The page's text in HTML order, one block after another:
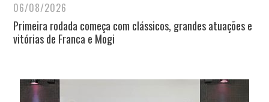
06/08/2026
Primeira rodada começa com clássicos, grandes atuações e
vitórias de Franca e Mogi